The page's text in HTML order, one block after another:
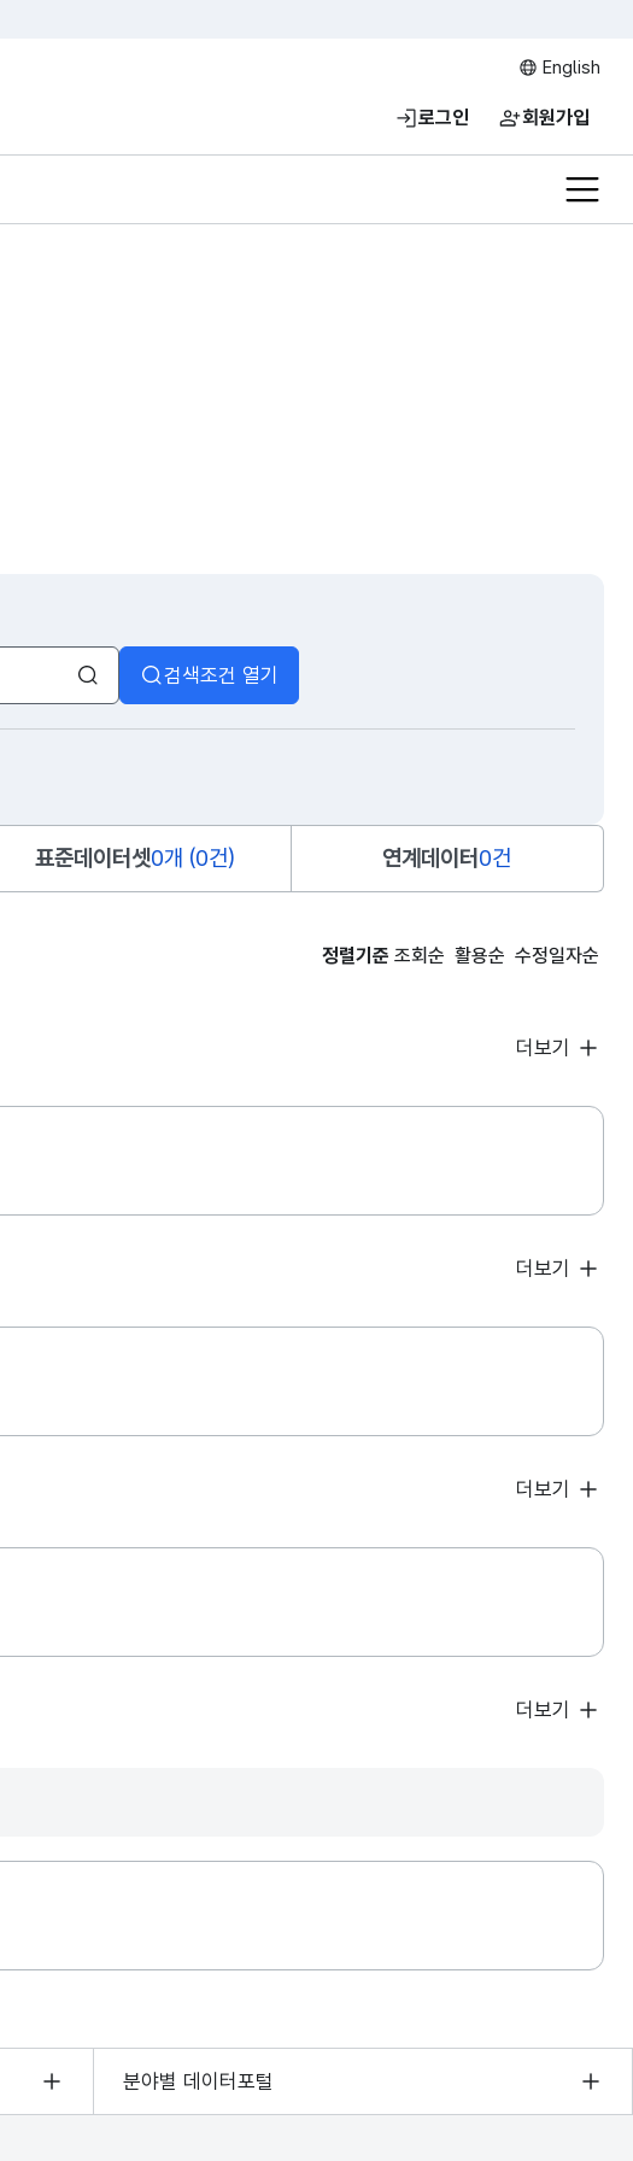
English
로그인 회원가입
전체
검색 검색조건 열기
표준데이터셋0개 (0건) 연계데이터 0건
정렬기준 조회순 활용순 수정일자순
더보기
더보기
더보기
더보기
분야별 데이터포털
기상자료개방포털
국토교통부 공간정보오픈플랫폼